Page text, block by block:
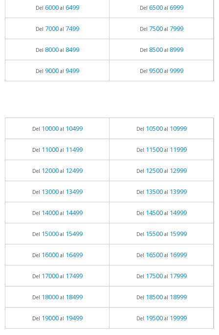
Del 6000al 6499 Del 6500al 6999
Del 7000al 7499 Del 7500al 7999
Del 8000al 8499 Del 8500al 8999
Del 9000al 9499 Del 9500al 9999
Del 10000al 10499 Del 10500al 10999
Del 11000al 11499 Del 11500al 11999
Del 12000al 12499 Del 12500al 12999
Del 13000al 13499 Del 13500al 13999
Del 14000al 14499 Del 14500al 14999
Del 15000al 15499 Del 15500al 15999
Del 16000al 16499 Del 16500al 16999
Del 17000al 17499 Del 17500al 17999
Del 18000al 18499 Del 18500al 18999
Del 19000al 19499 Del 19500al 19999